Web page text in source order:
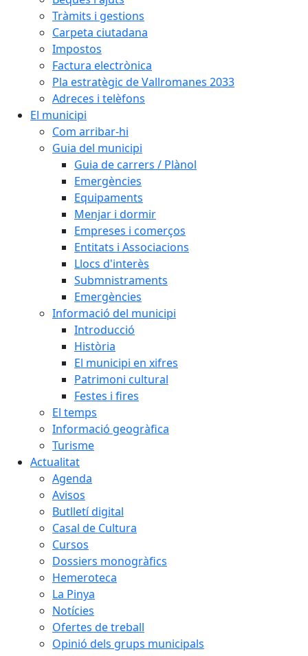
Tràmits i gestions
Carpeta ciutadana
Impostos
Factura electrònica
Pla estratègic de Vallromanes 2033
Adreces i telèfons
El municipi
Com arribar-hi
Guia del municipi
Guia de carrers / Plànol
Emergències
Equipaments
Menjar i dormir
Empreses i comerços
Entitats i Associacions
Llocs d'interès
Submnistraments
Emergències
Informació del municipi
Introducció
Història
El municipi en xifres
Patrimoni cultural
Festes i fires
El temps
Informació geogràfica
Turisme
Actualitat
Agenda
Avisos
Butlletí digital
Casal de Cultura
Cursos
Dossiers monogràfics
Hemeroteca
La Pinya
Notícies
Ofertes de treball
Opinió dels grups municipals